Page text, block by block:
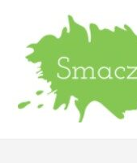
content
(Press
Enter)